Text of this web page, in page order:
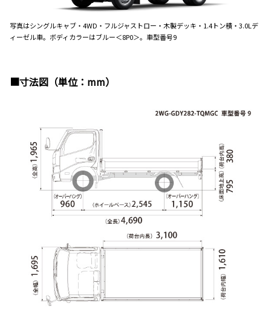
写真はシングルキャブ・4WD・フルジャストロー・木製デッキ・1.4トン積・3.0Lデ
ィーゼル車。ボディカラーはブルー＜8P0＞。車型番号9
■寸法図（単位：mm）